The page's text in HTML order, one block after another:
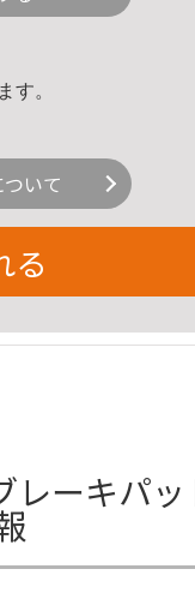
す。
いて
る
レーキパ